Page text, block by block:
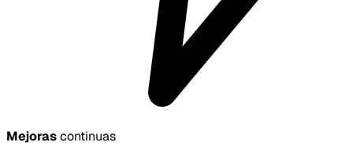
Mejorascontinuas